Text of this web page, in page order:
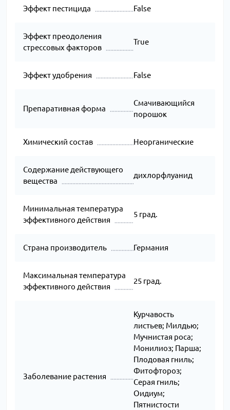
Эффект пестицида False
Эффект преодоления
стрессовых факторов
True
Эффект удобрения False
Препаративная форма
Смачивающийся
порошок
Химический состав Неорганические
Содержание действующего
вещества
дихлорфлуанид
Минимальная температура
эффективного действия
5 град.
Страна производитель Германия
Максимальная температура
эффективного действия
25 град.
Заболевание растения
Курчавость
листьев; Милдью;
Муч­нис­тая ро­са;
Монилиоз; Парша;
Плодовая гниль;
Фитофтороз;
Серая гниль;
Оидиум;
Пятнистости